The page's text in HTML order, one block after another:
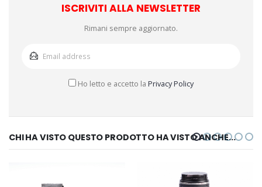
ISCRIVITI ALLA NEWSLETTER
Rimani sempre aggiornato.
Ho letto e accetto la Privacy Policy
CHI HA VISTO QUESTO PRODOTTO HA VISTO ANCHE...